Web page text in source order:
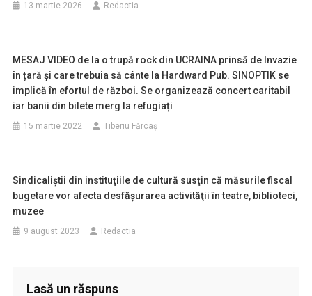
13 martie 2026 Redactia
MESAJ VIDEO de la o trupă rock din UCRAINA prinsă de Invazie
în țară și care trebuia să cânte la Hardward Pub. SINOPTIK se
implică în efortul de război. Se organizează concert caritabil
iar banii din bilete merg la refugiați
15 martie 2022 Tiberiu Fărcaş
Sindicaliştii din instituţiile de cultură susţin că măsurile fiscal
bugetare vor afecta desfăşurarea activităţii în teatre, biblioteci,
muzee
9 august 2023 Redactia
Lasă un răspuns